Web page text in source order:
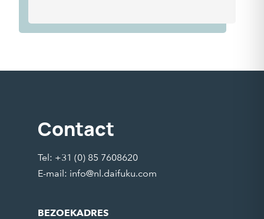
Contact
Tel: +31 (0) 85 7608620
E-mail: info@nl.daifuku.com
BEZOEKADRES